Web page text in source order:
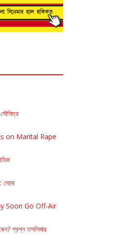
on Marital Rape
সোমা
Soon Go Off-Air
প্রশ্ন তসলিমার